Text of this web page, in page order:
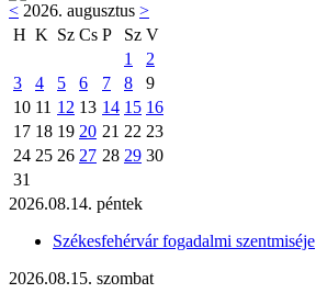
< 2026. augusztus >
H K Sz Cs P Sz V
1
2
3
4 5 6 7 8
9
10 11 12 13 14 15 16
17 18 19 20 21 22 23
24 25 26 27 28 29 30
31
2026.08.14. péntek
Székesfehérvár fogadalmi szentmiséje
2026.08.15. szombat